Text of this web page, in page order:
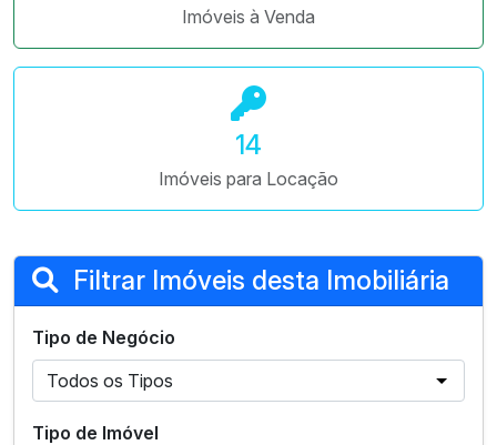
Imóveis à Venda
14
Imóveis para Locação
Filtrar Imóveis desta Imobiliária
Tipo de Negócio
Tipo de Imóvel